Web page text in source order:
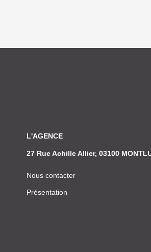
L'AGENCE
27 Rue Achille Allier, 03100
Nous contacter
Présentation